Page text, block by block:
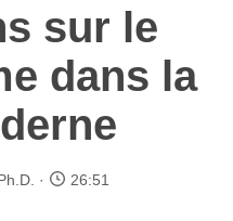
sur le
dans la
26:51